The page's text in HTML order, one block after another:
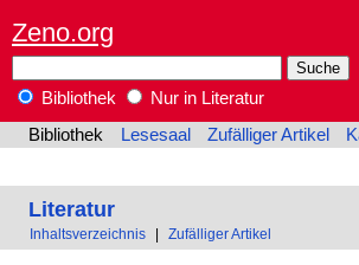
Zeno.org
Bibliothek
Nur in Literatur
Bibliothek
Lesesaal Zufälliger Artikel
Literatur
Inhaltsverzeichnis Zufälliger Artikel